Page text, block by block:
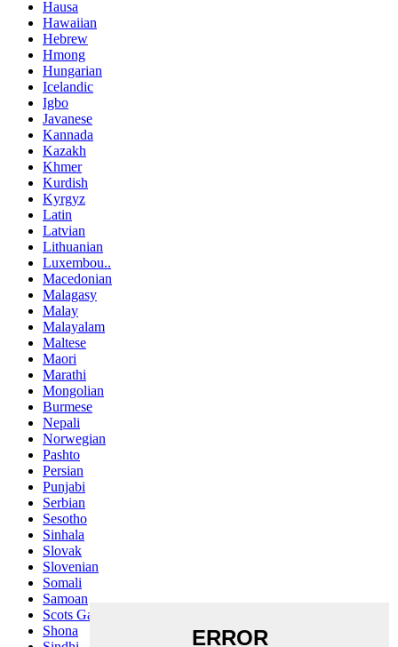
Hausa
Hawaiian
Hebrew
Hmong
Hungarian
Icelandic
Igbo
Javanese
Kannada
Kazakh
Khmer
Kurdish
Kyrgyz
Latin
Latvian
Lithuanian
Luxembou..
Macedonian
Malagasy
Malay
Malayalam
Maltese
Maori
Marathi
Mongolian
Burmese
Nepali
Norwegian
Pashto
Persian
Punjabi
Serbian
Sesotho
Sinhala
Slovak
Slovenian
Somali
Samoan
Scots Gaelic
Shona